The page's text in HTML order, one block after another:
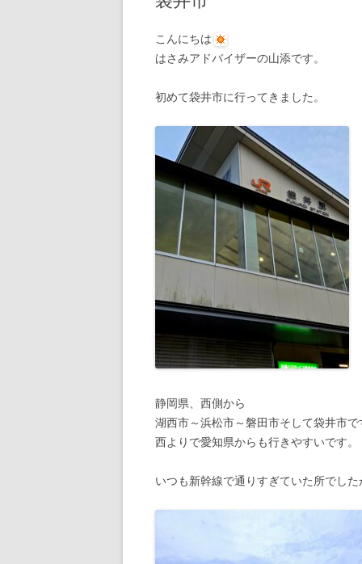
こんにちは
はさみアドバイザーの山添です。
初めて袋井市に行ってきました。
静岡県、西側から
湖西市～浜松市～磐田市そして袋井市で
西よりで愛知県からも行きやすいです。
いつも新幹線で通りすぎていた所でした